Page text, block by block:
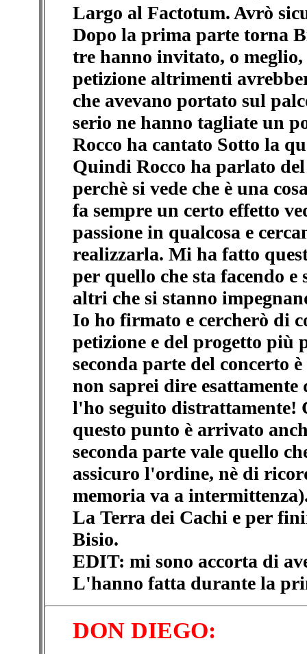
Largo al Factotum. Avrò
Dopo la prima parte torna
tre hanno invitato, o
petizione altrimenti
che avevano portato sul
serio ne hanno tagliate un
Rocco ha cantato Sotto la
Quindi Rocco ha parlato
perchè si vede che è una
fa sempre un certo effetto
passione in qualcosa e
realizzarla. Mi ha fatto
per quello che sta facendo
altri che si stanno
Io ho firmato e cercherò di
petizione e del progetto più
seconda parte del concerto
non saprei dire
l'ho seguito distrattamente!
questo punto è arrivato
seconda parte vale quello
assicuro l'ordine, nè di
memoria va a
La Terra dei Cachi e per
Bisio.
EDIT: mi sono accorta di
L'hanno fatta durante la
DON DIEGO: